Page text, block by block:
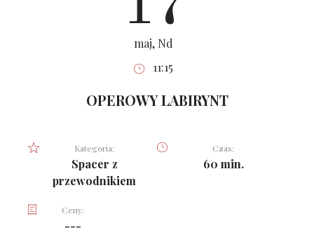
maj, Nd
11:15
OPEROWY LABIRYNT
Kategoria:
Spacer z
przewodnikiem
Czas:
60 min.
Ceny:
---